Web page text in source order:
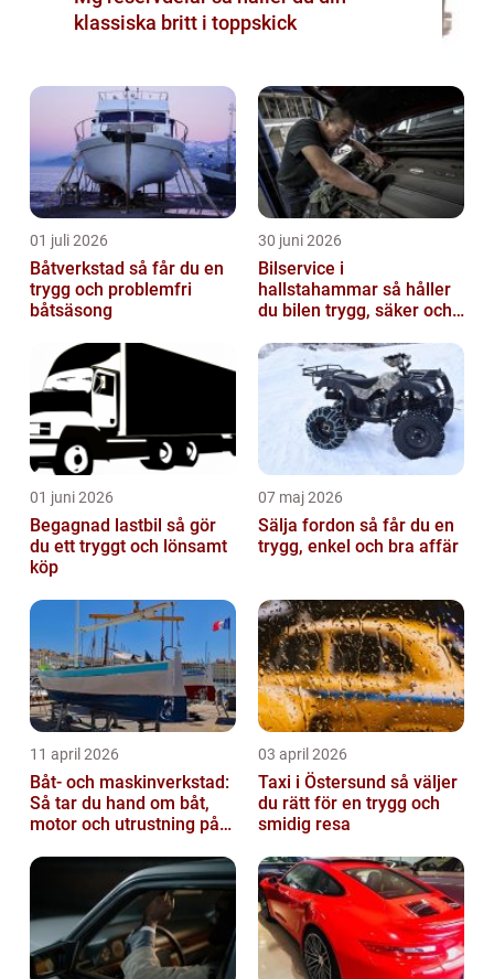
klassiska britt i toppskick
01 juli 2026
Båtverkstad så får du en
trygg och problemfri
båtsäsong
30 juni 2026
Bilservice i
hallstahammar så håller
du bilen trygg, säker och
01 juni 2026
Begagnad lastbil så gör
du ett tryggt och lönsamt
köp
07 maj 2026
Sälja fordon så får du en
trygg, enkel och bra affär
11 april 2026
Båt- och maskinverkstad:
Så tar du hand om båt,
motor och utrustning på
03 april 2026
Taxi i Östersund så väljer
du rätt för en trygg och
smidig resa